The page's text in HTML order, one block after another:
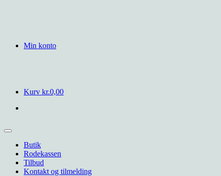
Min konto
Kurv kr.0,00
Butik
Rodekassen
Tilbud
Kontakt og tilmelding